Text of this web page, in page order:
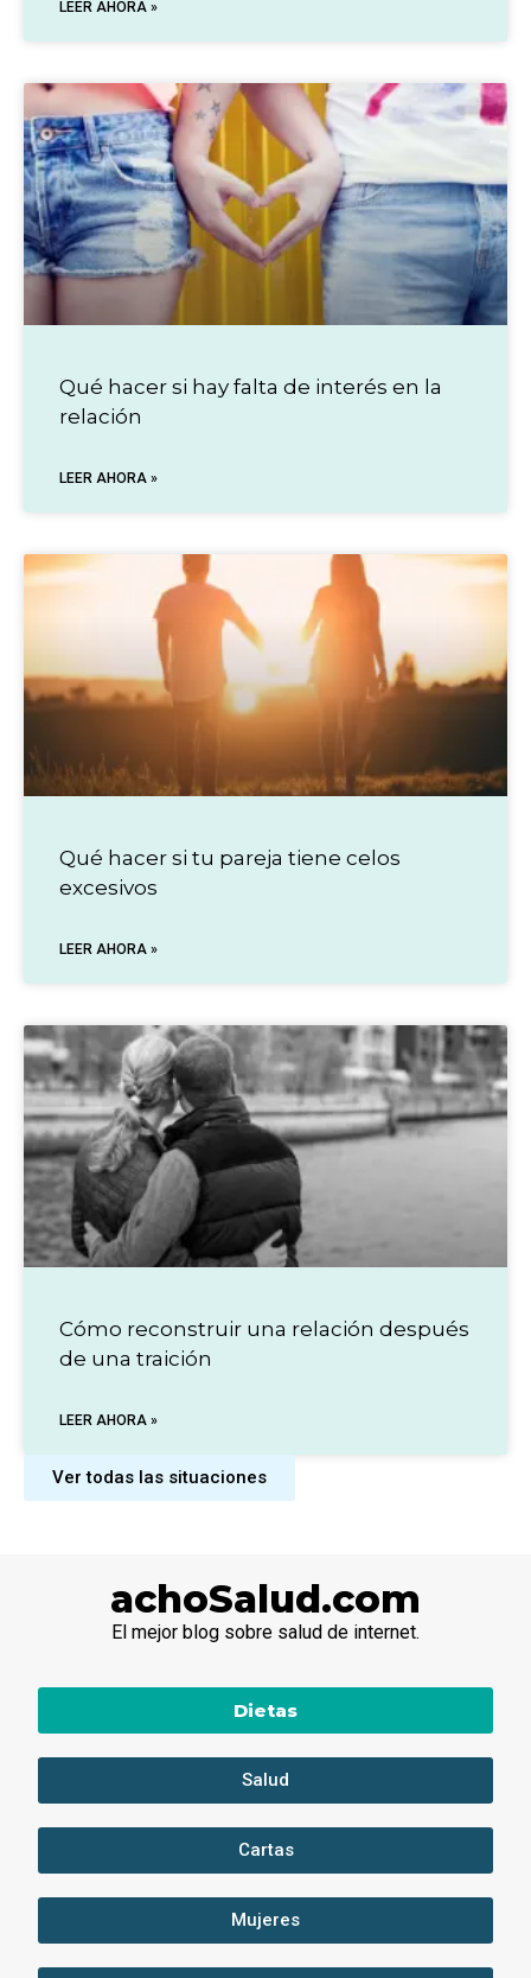
LEER AHORA »
Qué hacer si hay falta de interés en la
relación
LEER AHORA »
Qué hacer si tu pareja tiene celos
excesivos
LEER AHORA »
Cómo reconstruir una relación después
de una traición
LEER AHORA »
Ver todas las situaciones
achoSalud.com
El mejor blog sobre salud de internet.
Salud
Cartas
Mujeres
Dietas